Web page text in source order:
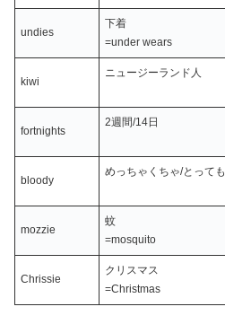
undies
下着
=under wears
kiwi
ニュージーランド人
fortnights
2週間/14日
bloody
めっちゃくちゃ/とっても
mozzie
蚊
=mosquito
Chrissie
クリスマス
=Christmas